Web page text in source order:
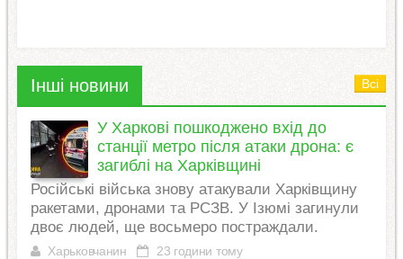
Інші новини Всі
У Харкові пошкоджено вхід до
станції метро після атаки дрона: є
загиблі на Харківщині
Російські війська знову атакували Харківщину
ракетами, дронами та РСЗВ. У Ізюмі загинули
двоє людей, ще восьмеро постраждали.
Харьковчанин 23 години тому